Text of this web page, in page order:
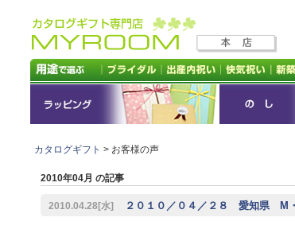
カタログギフト > お客様の声
2010年04月 の記事
2010.04.28[水] ２０１０／０４／２８ 愛知県 M